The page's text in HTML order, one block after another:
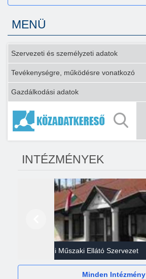
MENÜ
Szervezeti és személyzeti adatok
Tevékenységre, működésre vonatkozó
Gazdálkodási adatok
INTÉZMÉNYEK
Gazdasági Műszaki Ellátó Szervezet
Minden Intézmény